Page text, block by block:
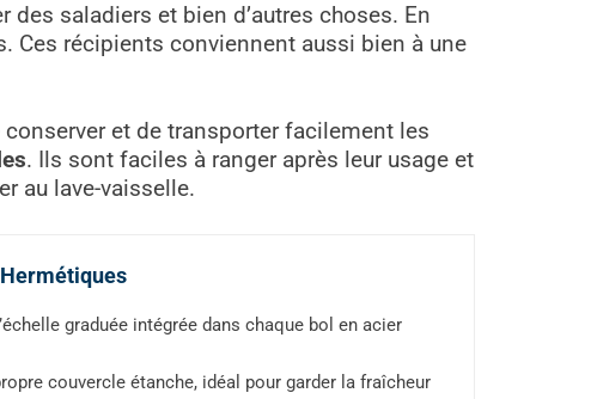
saladiers et bien d’autres choses. En
Ces récipients conviennent aussi bien à une
conserver et de transporter facilement les
. Ils sont faciles à ranger après leur usage et
au lave-vaisselle.
graduée intégrée dans chaque bol en acier
couvercle étanche, idéal pour garder la fraîcheur